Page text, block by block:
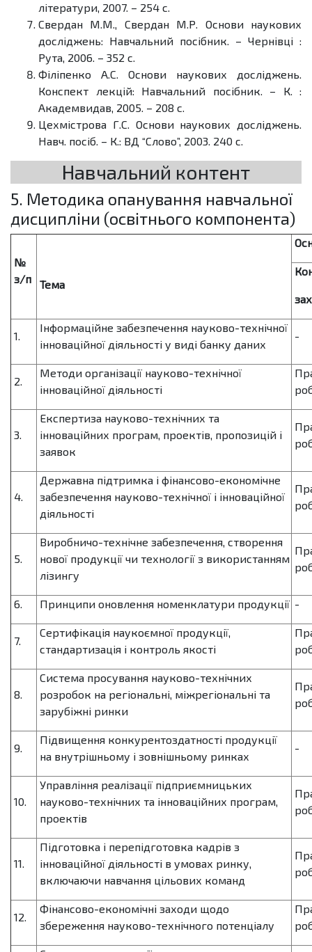
літератури, 2007. – 254 с.
Свердан М.М., Свердан М.Р. Основи наукових
досліджень: Навчальний посібник. – Чернівці :
Рута, 2006. – 352 с.
Філіпенко А.С. Основи наукових досліджень.
Конспект лекцій: Навчальний посібник. – К. :
Академвидав, 2005. – 208 с.
Цехмістрова Г.С. Основи наукових досліджень.
Навч. посіб. – К.: ВД “Слово”, 2003. 240 с.
Навчальний контент
5. Методика опанування навчальної
дисципліни (освітнього компонента)
№
з/п
Тема
1.
Інформаційне забезпечення науково-технічної
інноваційної діяльності у виді банку даних
-
2.
Методи організації науково-технічної
інноваційної діяльності
3.
Експертиза науково-технічних та
інноваційних програм, проектів, пропозицій і
заявок
4.
Державна підтримка і фінансово-економічне
забезпечення науково-технічної і інноваційної
діяльності
5.
Виробничо-технічне забезпечення, створення
нової продукції чи технології з використанням
лізингу
6. Принципи оновлення номенклатури продукції -
7.
Сертифікація наукоємної продукції,
стандартизація і контроль якості
8.
Система просування науково-технічних
розробок на регіональні, міжрегіональні та
зарубіжні ринки
9.
Підвищення конкурентоздатності продукції
на внутрішньому і зовнішньому ринках
-
10.
Управління реалізації підприємницьких
науково-технічних та інноваційних програм,
проектів
11.
Підготовка і перепідготовка кадрів з
інноваційної діяльності в умовах ринку,
включаючи навчання цільових команд
12.
Фінансово-економічні заходи щодо
збереження науково-технічного потенціалу